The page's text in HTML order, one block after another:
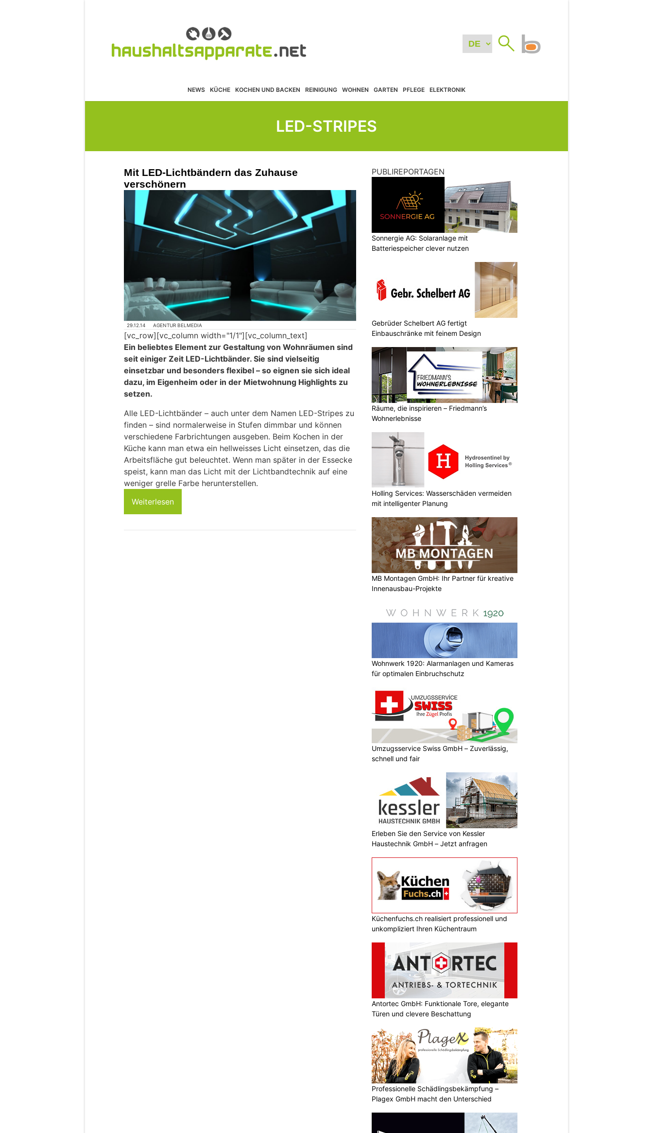
NEWS KÜCHE KOCHEN UND BACKEN REINIGUNG WOHNEN GARTEN PFLEGE ELEKTRONIK
LED-STRIPES
Mit LED-Lichtbändern das Zuhause
verschönern
29.12.14 AGENTUR BELMEDIA
[vc_row][vc_column width="1/1"][vc_column_text]
Ein beliebtes Element zur Gestaltung von Wohnräumen sind
seit einiger Zeit LED-Lichtbänder. Sie sind vielseitig
einsetzbar und besonders flexibel – so eignen sie sich ideal
dazu, im Eigenheim oder in der Mietwohnung Highlights zu
setzen.
Alle LED-Lichtbänder – auch unter dem Namen LED-Stripes zu
finden – sind normalerweise in Stufen dimmbar und können
verschiedene Farbrichtungen ausgeben. Beim Kochen in der
Küche kann man etwa ein hellweisses Licht einsetzen, das die
Arbeitsfläche gut beleuchtet. Wenn man später in der Essecke
speist, kann man das Licht mit der Lichtbandtechnik auf eine
weniger grelle Farbe herunterstellen.
Weiterlesen
PUBLIREPORTAGEN
Sonnergie AG: Solaranlage mit
Batteriespeicher clever nutzen
Gebrüder Schelbert AG fertigt
Einbauschränke mit feinem Design
Räume, die inspirieren – Friedmann’s
Wohnerlebnisse
Holling Services: Wasserschäden vermeiden
mit intelligenter Planung
MB Montagen GmbH: Ihr Partner für kreative
Innenausbau-Projekte
Wohnwerk 1920: Alarmanlagen und Kameras
für optimalen Einbruchschutz
Umzugsservice Swiss GmbH – Zuverlässig,
schnell und fair
Erleben Sie den Service von Kessler
Haustechnik GmbH – Jetzt anfragen
Küchenfuchs.ch realisiert professionell und
unkompliziert Ihren Küchentraum
Antortec GmbH: Funktionale Tore, elegante
Türen und clevere Beschattung
Professionelle Schädlingsbekämpfung –
Plagex GmbH macht den Unterschied